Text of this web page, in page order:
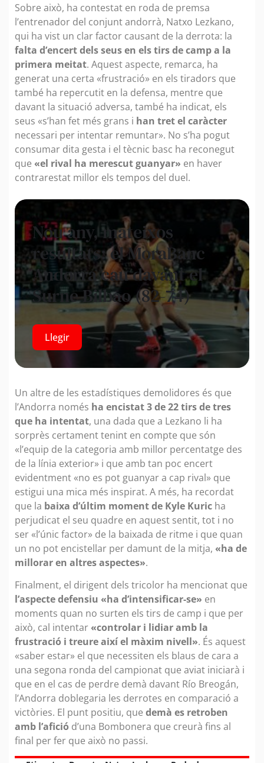
Sobre això, ha contestat en roda de premsa
l’entrenador del conjunt andorrà, Natxo Lezkano,
qui ha vist un clar factor causant de la derrota: la
falta d’encert dels seus en els tirs de camp a la
primera meitat. Aquest aspecte, remarca, ha
generat una certa «frustració» en els tiradors que
també ha repercutit en la defensa, mentre que
davant la situació adversa, també ha indicat, els
seus «s’han fet més grans i han tret el caràcter
necessari per intentar remuntar». No s’ha pogut
consumar dita gesta i el tècnic basc ha reconegut
que «el rival ha merescut guanyar» en haver
contrarestat millor els tempos del duel.
Nou any, mateixos
resultats: el MoraBanc
Andorra cau davant el
Surne Bilbao (82-74)
Llegir
Un altre de les estadístiques demolidores és que
l’Andorra només ha encistat 3 de 22 tirs de tres
que ha intentat, una dada que a Lezkano li ha
sorprès certament tenint en compte que són
«l’equip de la categoria amb millor percentatge des
de la línia exterior» i que amb tan poc encert
evidentment «no es pot guanyar a cap rival» que
estigui una mica més inspirat. A més, ha recordat
que la baixa d’últim moment de Kyle Kuric ha
perjudicat el seu quadre en aquest sentit, tot i no
ser «l’únic factor» de la baixada de ritme i que quan
un no pot encistellar per damunt de la mitja, «ha de
millorar en altres aspectes».
Finalment, el dirigent dels tricolor ha mencionat que
l’aspecte defensiu «ha d’intensificar-se» en
moments quan no surten els tirs de camp i que per
això, cal intentar«controlar i lidiar amb la
frustració i treure així el màxim nivell». És aquest
«saber estar» el que necessiten els blaus de cara a
una segona ronda del campionat que aviat iniciarà i
que en el cas de perdre demà davant Río Breogán,
l’Andorra doblegaria les derrotes en comparació a
victòries. El punt positiu, que demà es retroben
amb l’afició d’una Bombonera que creurà fins al
final per fer que això no passi.